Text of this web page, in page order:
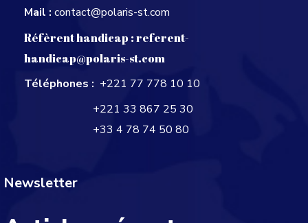
Mail : contact@polaris-st.com
Réfèrent handicap :referent-
handicap@polaris-st.com
Téléphones : +221 77 778 10 10
+221 33 867 25 30
+33 4 78 74 50 80
Newsletter